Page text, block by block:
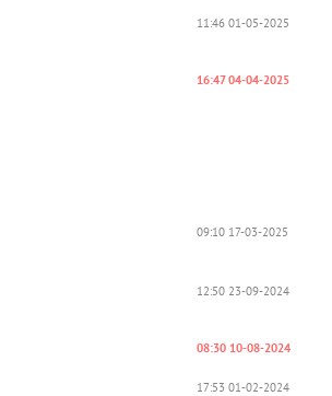
11:46 01-05-2025
16:47 04-04-2025
09:10 17-03-2025
12:50 23-09-2024
08:30 10-08-2024
17:53 01-02-2024